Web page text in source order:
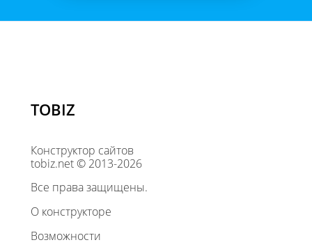
TOBIZ
Конструктор сайтов
tobiz.net © 2013-2026
Все права защищены.
О конструкторе
Возможности